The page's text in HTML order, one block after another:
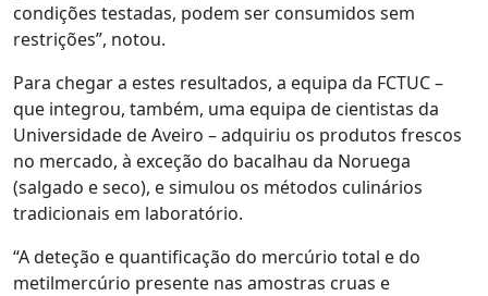
condições testadas, podem ser consumidos sem
restrições”, notou.
Para chegar a estes resultados, a equipa da FCTUC –
que integrou, também, uma equipa de cientistas da
Universidade de Aveiro – adquiriu os produtos frescos
no mercado, à exceção do bacalhau da Noruega
(salgado e seco), e simulou os métodos culinários
tradicionais em laboratório.
“A deteção e quantificação do mercúrio total e do
metilmercúrio presente nas amostras cruas e